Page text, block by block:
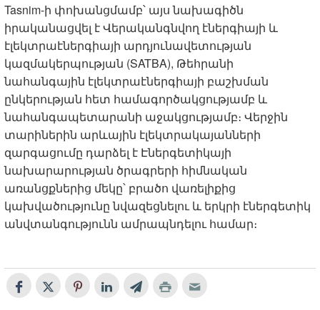
Tasnim-ի փոխանցմամբ՝ այս նախագիծն
իրականացվել է Վերականգնվող էներգիայի և
էլեկտրաէներգիայի արդյունավետության
կազմակերպության (SATBA), Թեհրանի
նահանգային էլեկտրաէներգիայի բաշխման
ընկերության հետ համագործակցությամբ և
նահանգապետարանի աջակցությամբ։ Վերջին
տարիներին արևային էլեկտրակայանների
զարգացումը դարձել է Էներգետիկայի
նախարարության ծրագրերի հիմնական
առանցքներից մեկը՝ բրածո վառելիքից
կախվածությունը նվազեցնելու և երկրի էներգետիկ
անվտանգությունն ամրապնդելու համար։